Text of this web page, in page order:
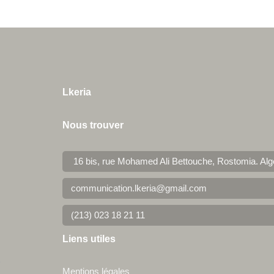
Lkeria
Nous trouver
16 bis, rue Mohamed Ali Bettouche, Rostomia.
communication.lkeria@gmail.com
(213) 023 18 21 11
Liens utiles
Mentions légales